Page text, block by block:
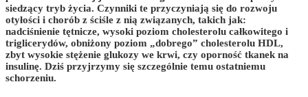
siedzący tryb życia. Czynniki te przyczyniają się do rozwoju
otyłości i chorób z ściśle z nią związanych, takich jak:
nadciśnienie tętnicze, wysoki poziom cholesterolu całkowitego i
triglicerydów, obniżony poziom „dobrego” cholesterolu HDL,
zbyt wysokie stężenie glukozy we krwi, czy oporność tkanek na
insulinę. Dziś przyjrzymy się szczególnie temu ostatniemu
schorzeniu.